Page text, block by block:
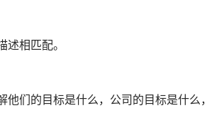
相匹配。
他们的目标是什么，公司的目标是什么